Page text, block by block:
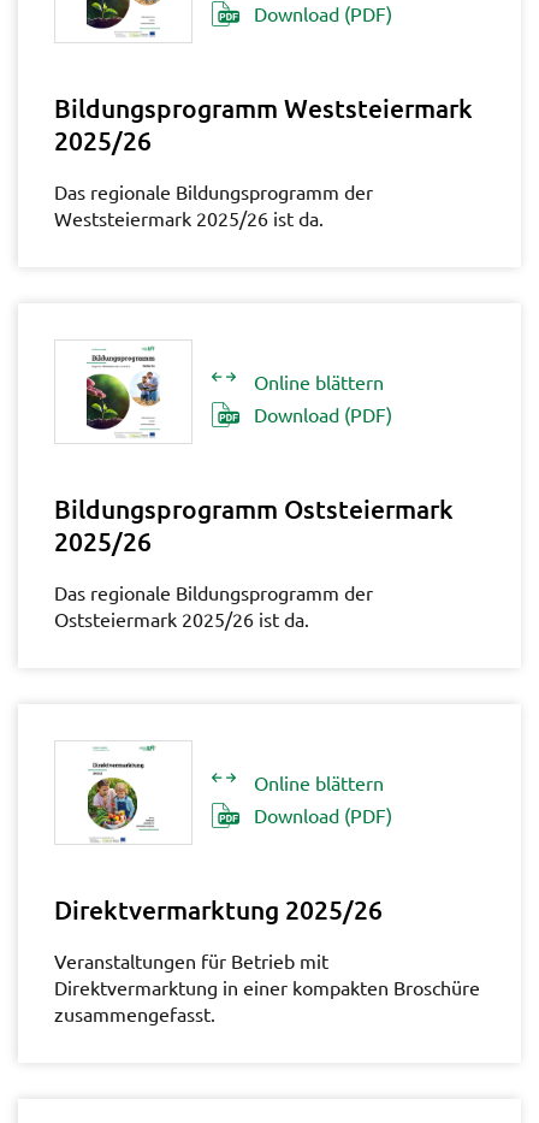
Download (PDF)
Bildungsprogramm Weststeiermark
2025/26
Das regionale Bildungsprogramm der
Weststeiermark 2025/26 ist da.
Online blättern
Download (PDF)
Bildungsprogramm Oststeiermark
2025/26
Das regionale Bildungsprogramm der
Oststeiermark 2025/26 ist da.
Online blättern
Download (PDF)
Direktvermarktung 2025/26
Veranstaltungen für Betrieb mit
Direktvermarktung in einer kompakten Broschüre
zusammengefasst.